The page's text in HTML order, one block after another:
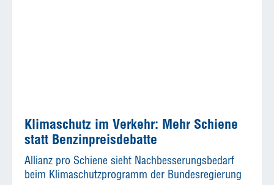
Klimaschutz im Verkehr: Mehr Schiene
statt Benzinpreisdebatte
Allianz pro Schiene sieht Nachbesserungsbedarf
beim Klimaschutzprogramm der Bundesregierung